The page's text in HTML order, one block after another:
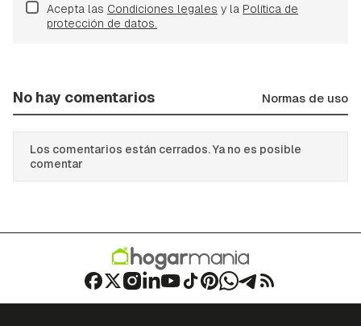
Acepta las Condiciones legales y la Política de
protección de datos.
No hay comentarios Normas de uso
Los comentarios están cerrados. Ya no es posible
comentar